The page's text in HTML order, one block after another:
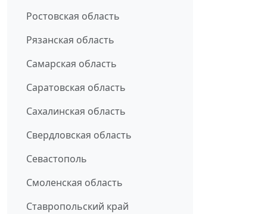
Ростовская область
Рязанская область
Самарская область
Саратовская область
Сахалинская область
Свердловская область
Севастополь
Смоленская область
Ставропольский край